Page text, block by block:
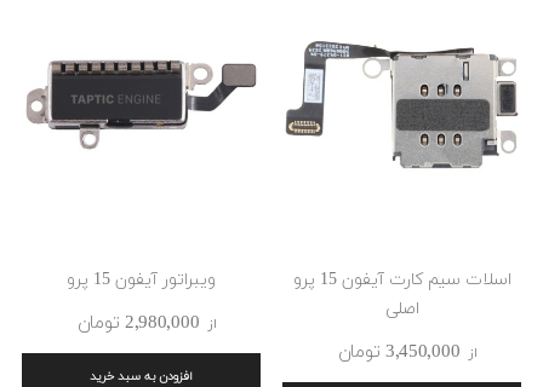
اسلات سیم کارت آیفون 15 پرو
اصلی
از 3٬450٬000 ‎تومان
ویبراتور آیفون 15 پرو
از 2٬980٬000 ‎تومان
افزودن به سبد خرید